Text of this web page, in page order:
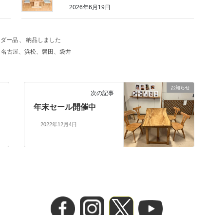
2026年6月19日
ー品 、
納品しました
古屋、浜松、磐田、袋井
お知らせ
次の記事
年末セール開催中
2022年12月4日